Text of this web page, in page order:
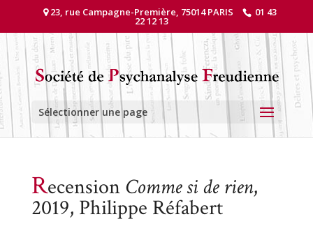
23, rue Campagne-Première, 75014 PARIS 01 43
22 12 13
Sélectionner une page
Recension Comme si de rien,
2019, Philippe Réfabert